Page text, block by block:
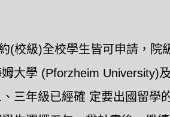
(校級)全校學生皆可申請，院
大學 (Pforzheim University)
三年級已經確 定要出國留學